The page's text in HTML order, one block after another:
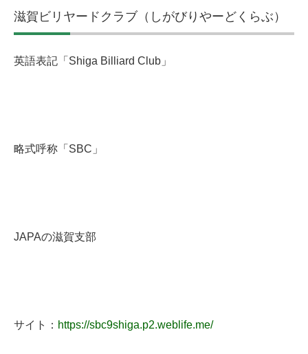
滋賀ビリヤードクラブ（しがびりやーどくらぶ）
英語表記「Shiga Billiard Club」
略式呼称「SBC」
JAPAの滋賀支部
サイト： https://sbc9shiga.p2.weblife.me/